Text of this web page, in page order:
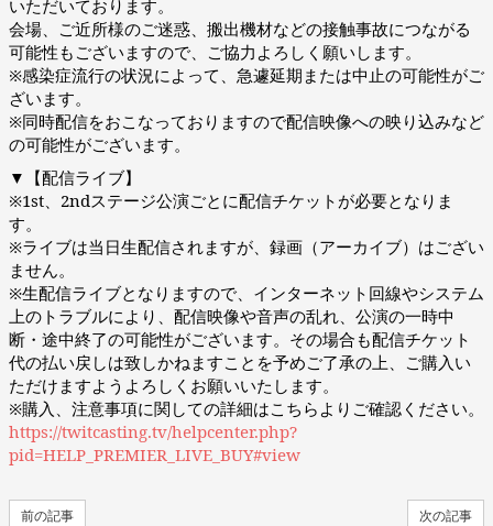
いただいております。
会場、ご近所様のご迷惑、搬出機材などの接触事故につながる
可能性もございますので、ご協力よろしく願いします。
※感染症流行の状況によって、急遽延期または中止の可能性がご
ざいます。
※同時配信をおこなっておりますので配信映像への映り込みなど
の可能性がございます。
▼【配信ライブ】
※1st、2ndステージ公演ごとに配信チケットが必要となりま
す。
※ライブは当日生配信されますが、録画（アーカイブ）はござい
ません。
※生配信ライブとなりますので、インターネット回線やシステム
上のトラブルにより、配信映像や音声の乱れ、公演の一時中
断・途中終了の可能性がございます。その場合も配信チケット
代の払い戻しは致しかねますことを予めご了承の上、ご購入い
ただけますようよろしくお願いいたします。
※購入、注意事項に関しての詳細はこちらよりご確認ください。
https://twitcasting.tv/helpcenter.php?
pid=HELP_PREMIER_LIVE_BUY#view
次の記事
前の記事